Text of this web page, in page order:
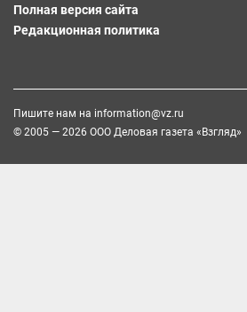
Полная версия сайта
Редакционная политика
Пишите нам на information@vz.ru
© 2005 — 2026 ООО Деловая газета «Взгляд»